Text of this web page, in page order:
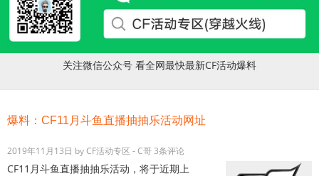
关注微信公众号 看全网最快最新CF活动爆料
爆料：CF11月斗鱼直播抽抽乐活动网址
2019年11月13日 byCF活动专区 - C哥3条评论
CF11月斗鱼直播抽抽乐活动，将于近期上